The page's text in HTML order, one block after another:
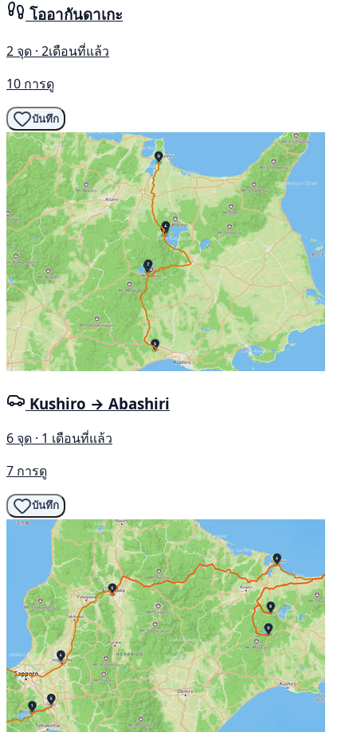
โออากันดาเกะ
2 จุด · 2เดือนที่แล้ว
10 การดู
บันทึก
Kushiro → Abashiri
6 จุด · 1 เดือนที่แล้ว
7 การดู
บันทึก